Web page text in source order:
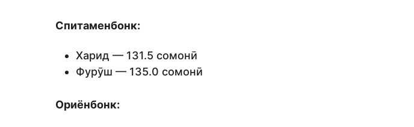
Спитаменбонк:
Харид — 131.5 сомонӣ
Фурӯш — 135.0 сомонӣ
Ориёнбонк: